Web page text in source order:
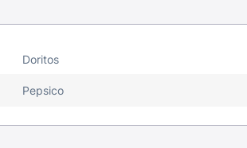
É o acompanhamento perfeito
Doritos
Pepsico